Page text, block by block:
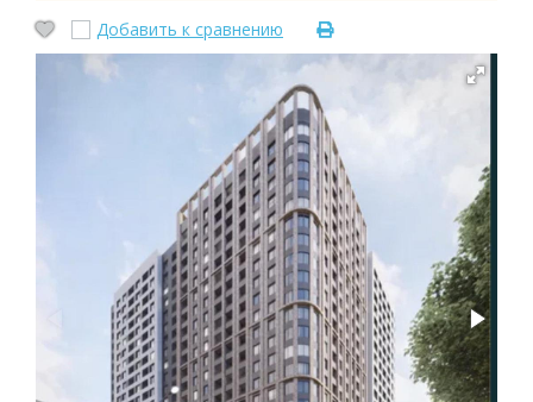
Добавить к сравнению